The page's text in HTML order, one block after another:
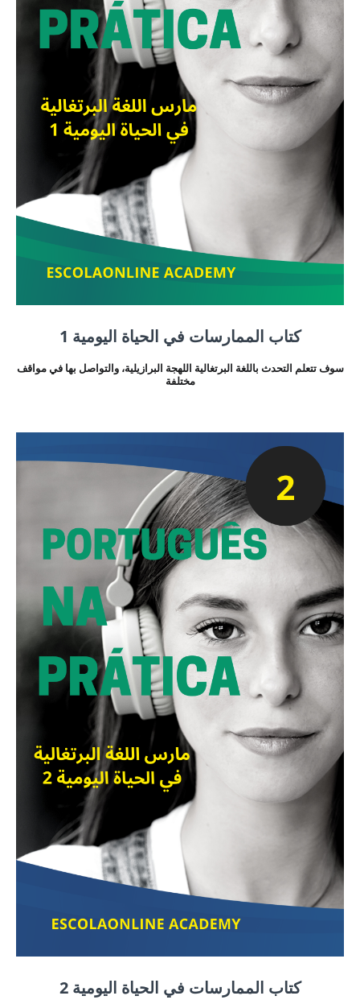
كتاب الممارسات في الحياة اليومية 1
سوف تتعلم التحدث باللغة البرتغالية اللهجة البرازيلية، والتواصل بها في مواقف
مختلفة
كتاب الممارسات في الحياة اليومية 2